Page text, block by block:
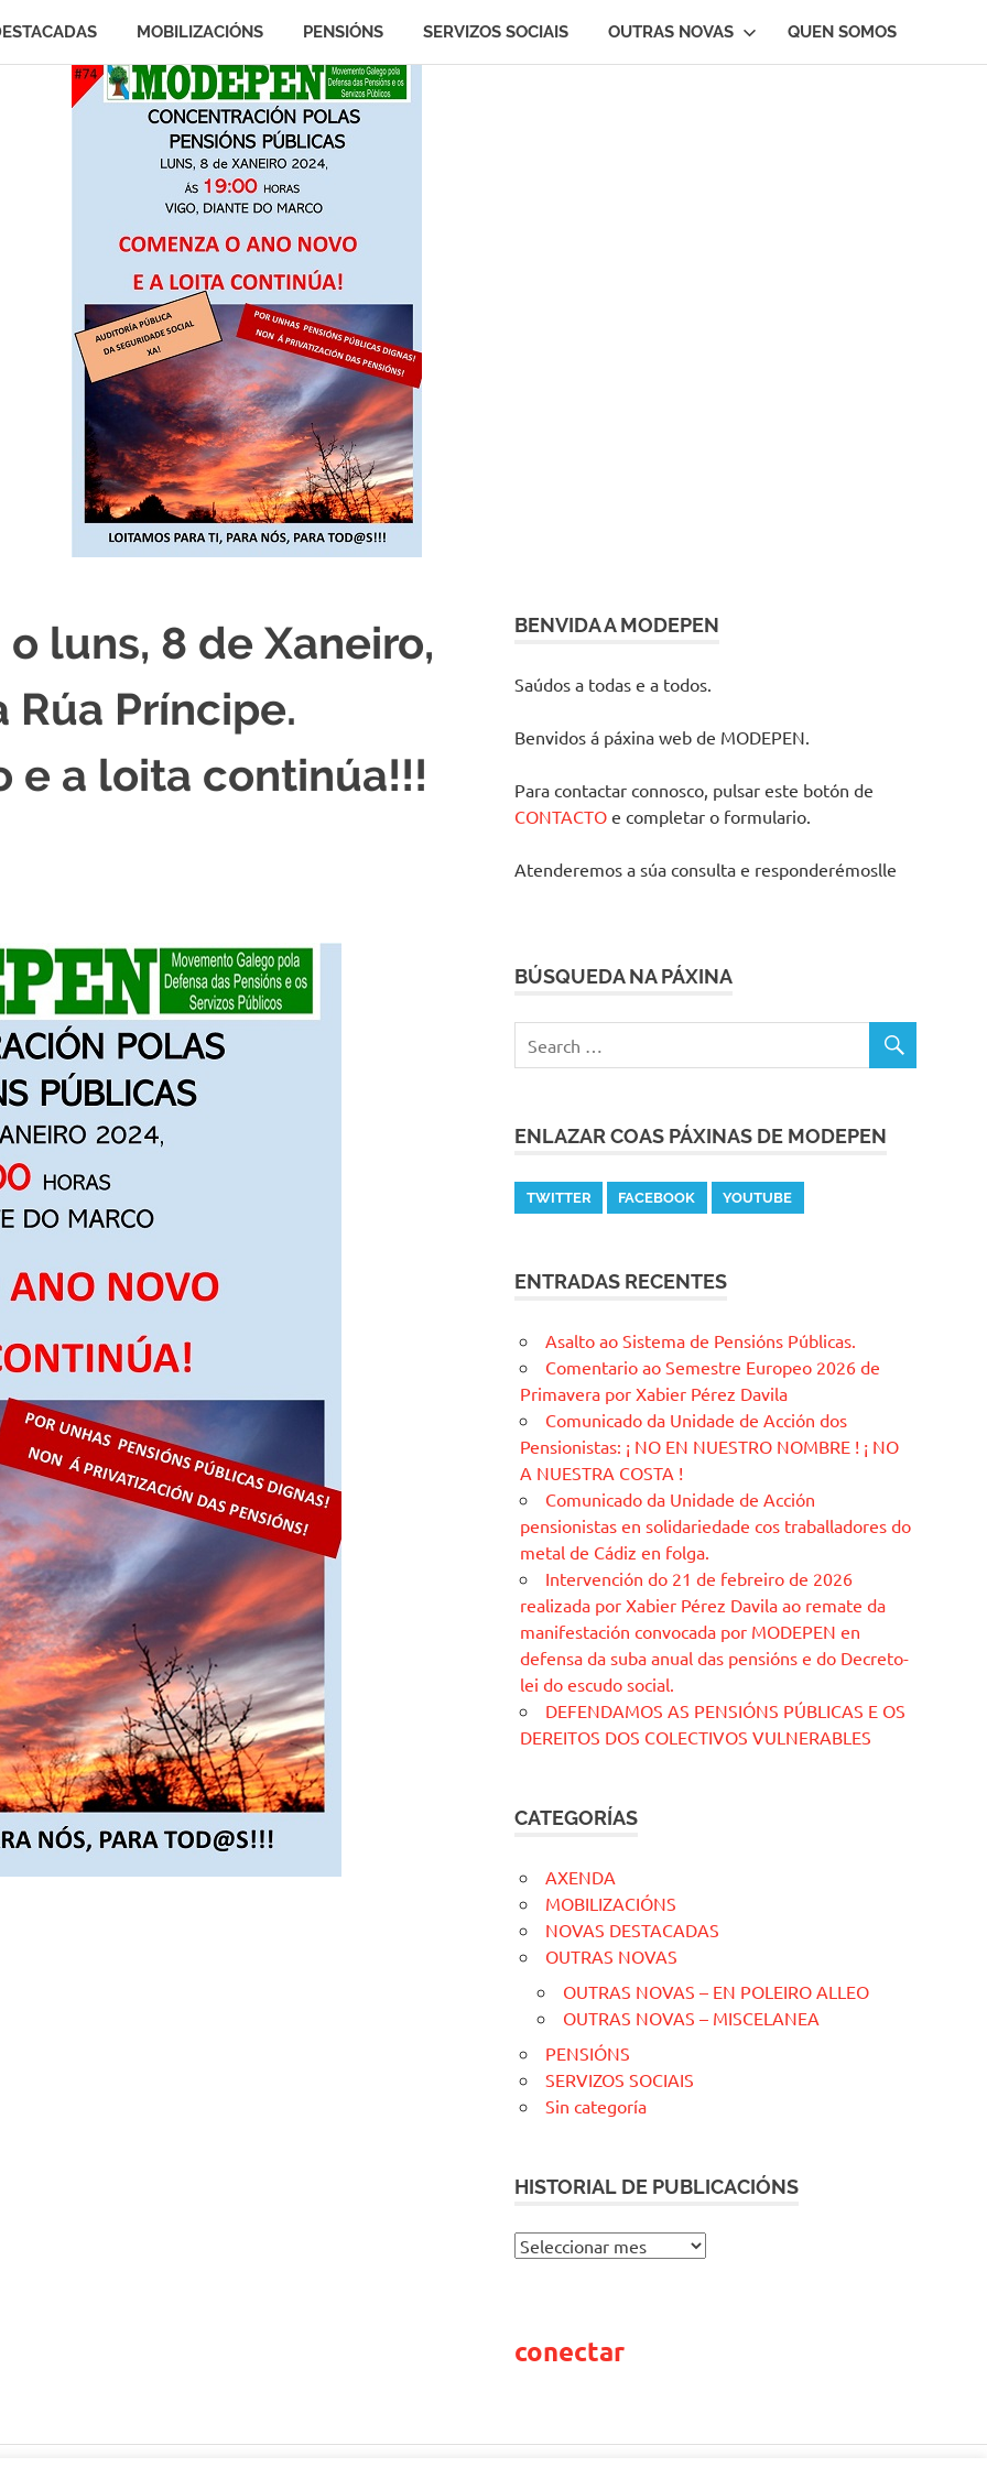
MOBILIZACIÓNS PENSIÓNS SERVIZOS SOCIAIS OUTRAS NOVAS QUEN SOMOS
luns, 8 de Xaneiro,
Rúa Príncipe.
e a loita continúa!!!
BENVIDA A MODEPEN
Saúdos a todas e a todos.
Benvidos á páxina web de MODEPEN.
Para contactar connosco, pulsar este botón de
CONTACTO e completar o formulario.
Atenderemos a súa consulta e responderémoslle
BÚSQUEDA NA PÁXINA
ENLAZAR COAS PÁXINAS DE MODEPEN
TWITTER FACEBOOK YOUTUBE
ENTRADAS RECENTES
Asalto ao Sistema de Pensións Públicas.
Comentario ao Semestre Europeo 2026 de
Primavera por Xabier Pérez Davila
Comunicado da Unidade de Acción dos
Pensionistas: ¡ NO EN NUESTRO NOMBRE ! ¡ NO
A NUESTRA COSTA !
Comunicado da Unidade de Acción
pensionistas en solidariedade cos traballadores do
metal de Cádiz en folga.
Intervención do 21 de febreiro de 2026
realizada por Xabier Pérez Davila ao remate da
manifestación convocada por MODEPEN en
defensa da suba anual das pensións e do Decreto-
lei do escudo social.
DEFENDAMOS AS PENSIÓNS PÚBLICAS E OS
DEREITOS DOS COLECTIVOS VULNERABLES
CATEGORÍAS
AXENDA
MOBILIZACIÓNS
NOVAS DESTACADAS
OUTRAS NOVAS
OUTRAS NOVAS – EN POLEIRO ALLEO
OUTRAS NOVAS – MISCELANEA
PENSIÓNS
SERVIZOS SOCIAIS
Sin categoría
HISTORIAL DE PUBLICACIÓNS
H
O
conectar